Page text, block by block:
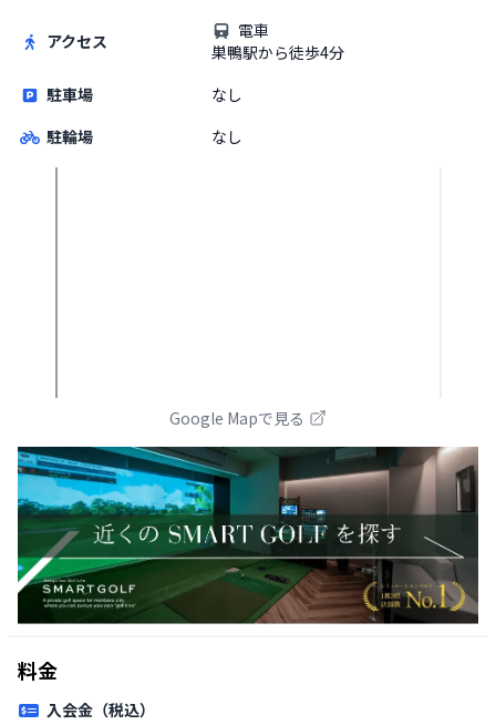
アクセス
電車
巣鴨駅から徒歩4分
駐車場
なし
駐輪場
なし
Google Mapで見る
料金
入会金（税込）